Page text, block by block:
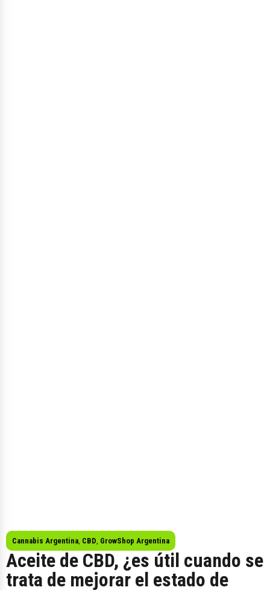
Cannabis Argentina CBD GrowShop Argentina
Aceite de CBD, ¿es útil cuando se
trata de mejorar el estado de